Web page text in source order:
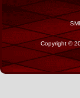
Copyright ©